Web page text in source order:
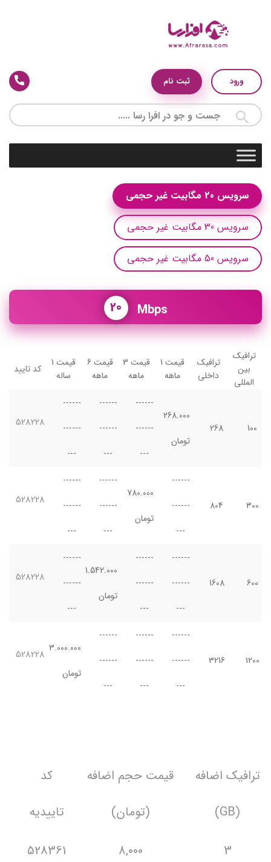
ورود ثبت نام
سرویس 20 مگابیت غیر حجمی
سرویس 30 مگابیت غیر حجمی
سرویس 50 مگابیت غیر حجمی
20 Mbps
ترافیک
بین
المللی
ترافیک
داخلی
قیمت 1
ماهه
قیمت 3
ماهه
قیمت 6
ماهه
قیمت 1
ساله
کد تایید
100
268
268.000
تومان
------
------
---
------
------
---
------
------
---
528228
300
804
------
------
---
780.000
تومان
------
------
---
------
------
---
528228
600
1608
------
------
---
------
------
---
1.542.000
تومان
------
------
---
528228
1200
3216
------
------
---
------
------
---
------
------
---
3.000.000
تومان
528228
ترافیک اضافه
(GB)
قیمت حجم اضافه
(تومان)
کد
تاییدیه
3
8,000
528361